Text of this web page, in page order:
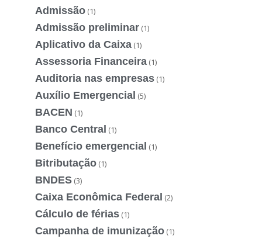
Admissão (1)
Admissão preliminar (1)
Aplicativo da Caixa (1)
Assessoria Financeira (1)
Auditoria nas empresas (1)
Auxílio Emergencial (5)
BACEN (1)
Banco Central (1)
Benefício emergencial (1)
Bitributação (1)
BNDES (3)
Caixa Econômica Federal (2)
Cálculo de férias (1)
Campanha de imunização (1)